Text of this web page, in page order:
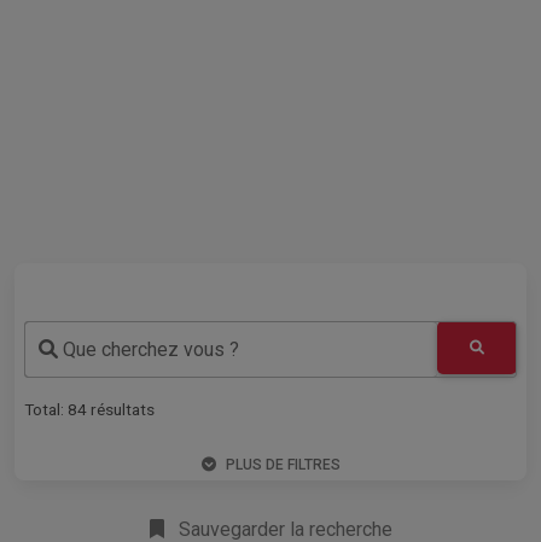
Que cherchez vous ?
Total: 84 résultats
PLUS DE FILTRES
Sauvegarder la recherche